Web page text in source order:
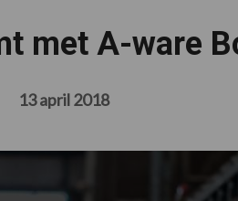
met A-ware
13 april 2018